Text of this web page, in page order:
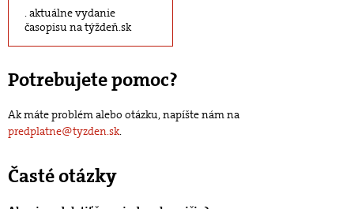
aktuálne vydanie
časopisu na týždeň.sk
Potrebujete pomoc?
Ak máte problém alebo otázku, napíšte nám na
predplatne@tyzden.sk.
Časté otázky